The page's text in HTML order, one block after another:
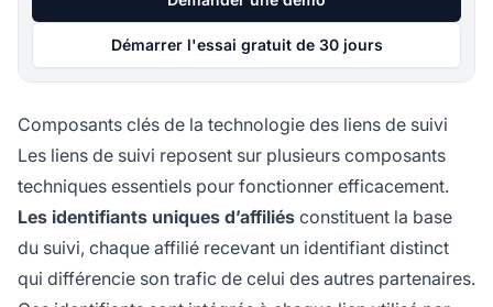
Démarrer l'essai gratuit de 30 jours
Composants clés de la technologie des liens de suivi
Les liens de suivi reposent sur plusieurs composants
techniques essentiels pour fonctionner efficacement.
Les identifiants uniques d’affiliés constituent la base
du suivi, chaque affilié recevant un identifiant distinct
qui différencie son trafic de celui des autres partenaires.